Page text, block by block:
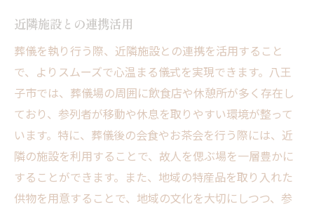
近隣施設との連携活用
葬儀を執り行う際、近隣施設との連携を活用すること
で、よりスムーズで心温まる儀式を実現できます。八王
子市では、葬儀場の周囲に飲食店や休憩所が多く存在し
ており、参列者が移動や休息を取りやすい環境が整って
います。特に、葬儀後の会食やお茶会を行う際には、近
隣の施設を利用することで、故人を偲ぶ場を一層豊かに
することができます。また、地域の特産品を取り入れた
供物を用意することで、地域の文化を大切にしつつ、参